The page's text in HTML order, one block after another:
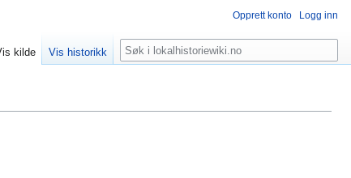
Opprett konto Logg inn
kilde Vis historikk Søk